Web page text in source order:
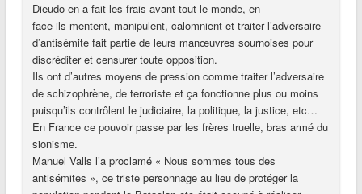
Dieudo en a fait les frais avant tout le monde, en
face ils mentent, manipulent, calomnient et traiter l’adversaire
d’antisémite fait partie de leurs manœuvres sournoises pour
discréditer et censurer toute opposition.
Ils ont d’autres moyens de pression comme traiter l’adversaire
de schizophrène, de terroriste et ça fonctionne plus ou moins
puisqu’ils contrôlent le judiciaire, la politique, la justice, etc…
En France ce pouvoir passe par les frères truelle, bras armé du
sionisme.
Manuel Valls l’a proclamé « Nous sommes tous des
antisémites », ce triste personnage au lieu de protéger la